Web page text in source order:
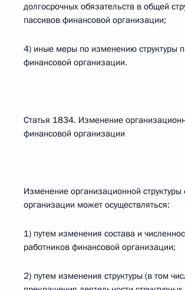
долгосрочных обязательств в общей
пассивов финансовой организации;
4) иные меры по изменению структуры
финансовой организации.
Статья 1834. Изменение
финансовой организации
Изменение организационной
организации может осуществляться:
1) путем изменения состава и
работников финансовой организации;
2) путем изменения структуры (в том